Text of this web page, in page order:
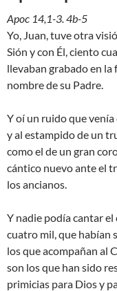
Apoc 14,1-3. 4b-5
Yo, Juan, tuve otra
Sión y con Él, ciento
llevaban grabado en
nombre de su Padre.
Y oí un ruido que
y al estampido de un
como el de un gran
cántico nuevo ante el
los ancianos.
Y nadie podía cantar
cuatro mil, que habían
los que acompañan al
son los que han sido
primicias para Dios y